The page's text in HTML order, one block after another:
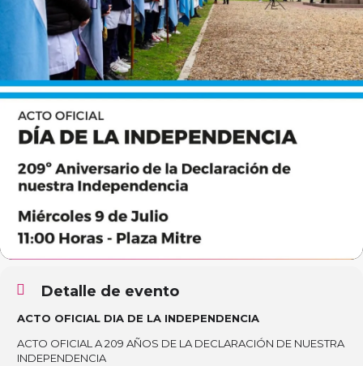
Detalle de evento
ACTO OFICIAL DIA DE LA INDEPENDENCIA
ACTO OFICIAL A 209 AÑOS DE LA DECLARACIÓN DE NUESTRA
INDEPENDENCIA